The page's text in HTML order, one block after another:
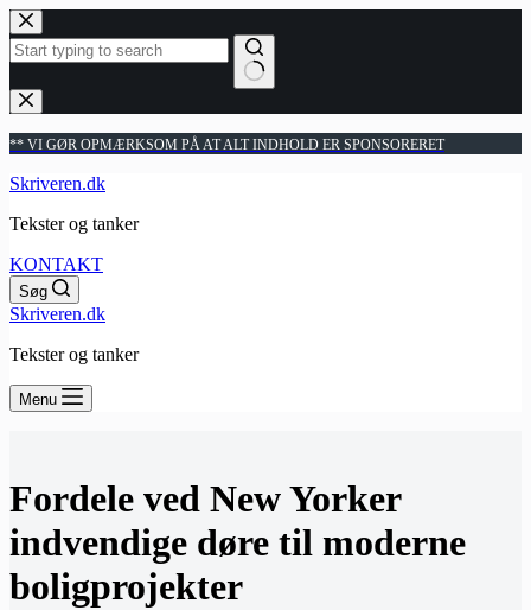
Fortsæt
til
indhold
Ingen
resultater
** VI GØR OPMÆRKSOM PÅ AT ALT INDHOLD ER SPONSORERET
Skriveren.dk
Tekster og tanker
KONTAKT
Søg
Skriveren.dk
Tekster og tanker
Menu
Fordele ved New Yorker
indvendige døre til moderne
boligprojekter